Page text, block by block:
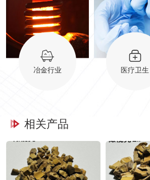
冶金行业 医疗卫生
相关产品